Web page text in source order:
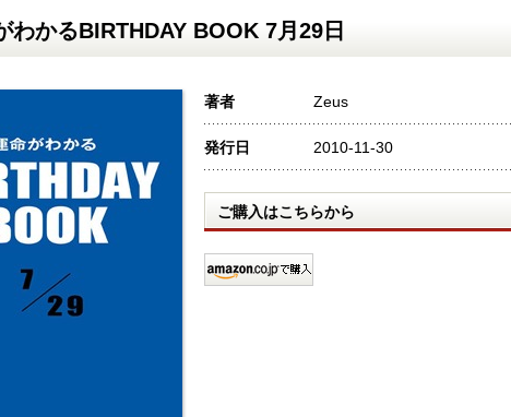
わかるBIRTHDAY BOOK 7月29日
著者 Zeus
発行日 2010-11-30
ご購入はこちらから